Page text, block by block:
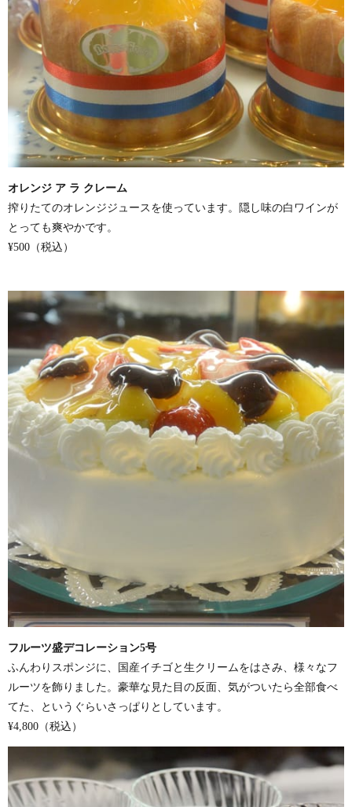
オレンジ ア ラ クレーム
搾りたてのオレンジジュースを使っています。隠し味の白ワインが
とっても爽やかです。
¥500（税込）
フルーツ盛デコレーション5号
ふんわりスポンジに、国産イチゴと生クリームをはさみ、様々なフ
ルーツを飾りました。豪華な見た目の反面、気がついたら全部食べ
てた、というぐらいさっぱりとしています。
¥4,800（税込）